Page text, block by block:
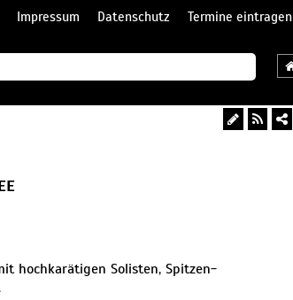
Impressum Datenschutz Termine eintragen
hochkarätigen Solisten, Spitzen-